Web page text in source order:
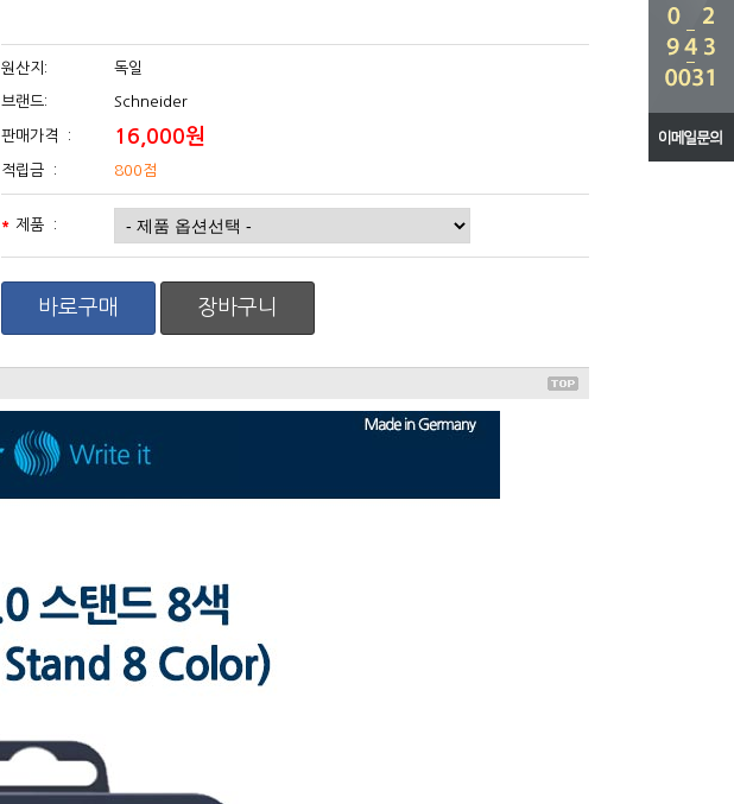
원산지: 독일
브랜드: Schneider
판매가격 : 16,000원
적립금 : 800점
* 제품 :
바로구매 장바구니